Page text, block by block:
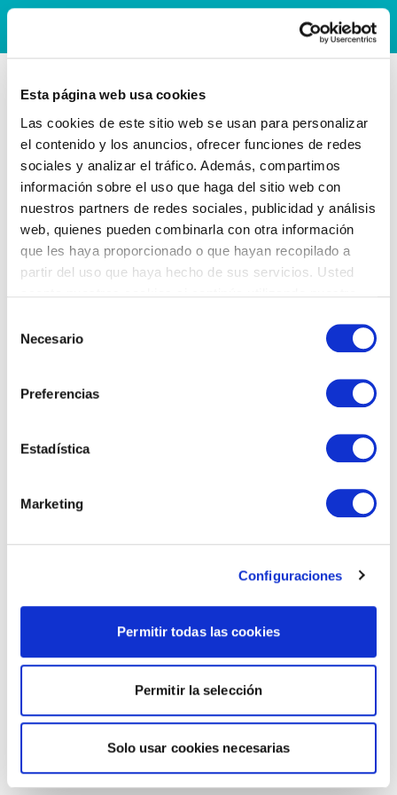
Esta página web usa cookies
Las cookies de este sitio web se usan para personalizar
el contenido y los anuncios, ofrecer funciones de redes
sociales y analizar el tráfico. Además, compartimos
información sobre el uso que haga del sitio web con
nuestros partners de redes sociales, publicidad y análisis
web, quienes pueden combinarla con otra información
que les haya proporcionado o que hayan recopilado a
partir del uso que haya hecho de sus servicios. Usted
Necesario
Preferencias
Estadística
Marketing
Configuraciones
Permitir todas las cookies
Permitir la selección
Solo usar cookies necesarias